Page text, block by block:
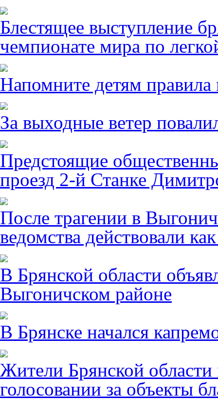
Блестящее выступление
чемпионате мира по
Напомните детям правила
За выходные ветер
Предстоящие
проезд 2-й Станке
После трагении в
ведомства действовали
В Брянской области
Выгоничском районе
В Брянске начался
Жители Брянской области
голосовании за объекты